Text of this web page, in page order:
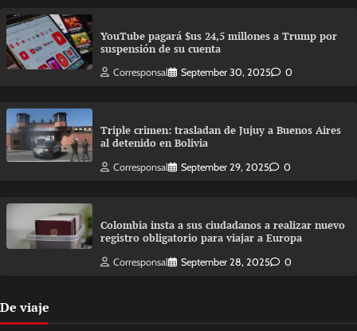
YouTube pagará $us 24,5 millones a Trump por
suspensión de su cuenta
Corresponsal September 30, 2025 0
Triple crimen: trasladan de Jujuy a Buenos Aires
al detenido en Bolivia
Corresponsal September 29, 2025 0
Colombia insta a sus ciudadanos a realizar nuevo
registro obligatorio para viajar a Europa
Corresponsal September 28, 2025 0
De viaje